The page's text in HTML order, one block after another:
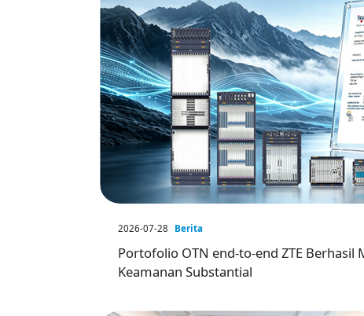
2026-07-28 Berita
Portofolio OTN end-to-end ZTE Berhasil
Keamanan Substantial